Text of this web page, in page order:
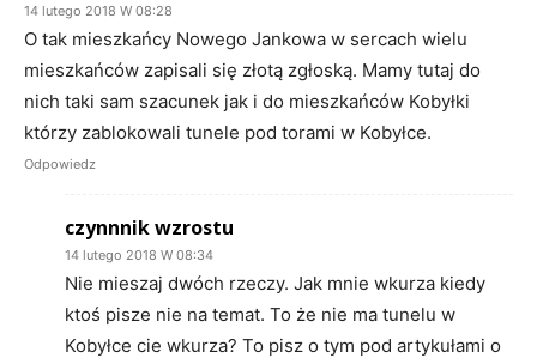
14 lutego 2018 W 08:28
O tak mieszkańcy Nowego Jankowa w sercach wielu
mieszkańców zapisali się złotą zgłoską. Mamy tutaj do
nich taki sam szacunek jak i do mieszkańców Kobyłki
którzy zablokowali tunele pod torami w Kobyłce.
Odpowiedz
czynnnik wzrostu
14 lutego 2018 W 08:34
Nie mieszaj dwóch rzeczy. Jak mnie wkurza kiedy
ktoś pisze nie na temat. To że nie ma tunelu w
Kobyłce cie wkurza? To pisz o tym pod artykułami o